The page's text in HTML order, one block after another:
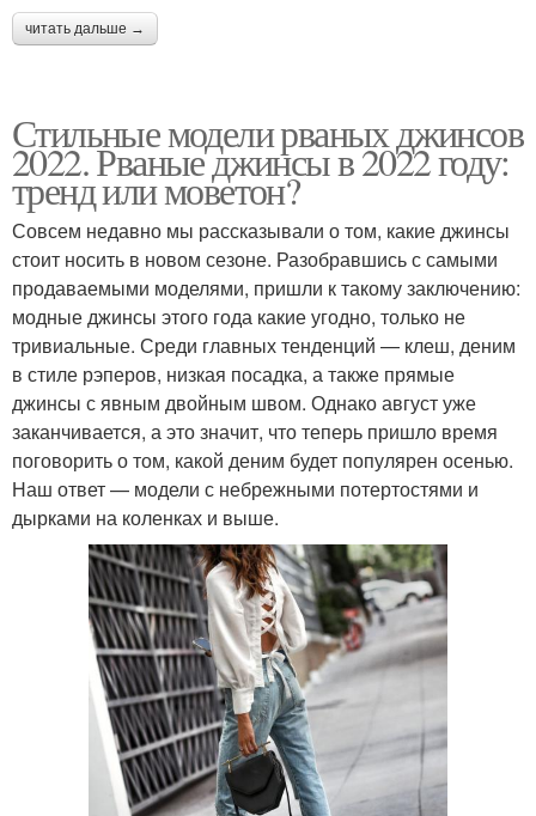
читать дальше →
Стильные модели рваных джинсов
2022. Рваные джинсы в 2022 году:
тренд или моветон?
Совсем недавно мы рассказывали о том, какие джинсы
стоит носить в новом сезоне. Разобравшись с самыми
продаваемыми моделями, пришли к такому заключению:
модные джинсы этого года какие угодно, только не
тривиальные. Среди главных тенденций — клеш, деним
в стиле рэперов, низкая посадка, а также прямые
джинсы с явным двойным швом. Однако август уже
заканчивается, а это значит, что теперь пришло время
поговорить о том, какой деним будет популярен осенью.
Наш ответ — модели с небрежными потертостями и
дырками на коленках и выше.